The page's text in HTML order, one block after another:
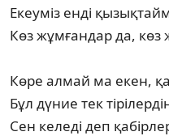
Екеуміз енді
Көз жұмғандар да, көз
Көре алмай ма екен,
Бұл дүние тек
Сен келеді деп